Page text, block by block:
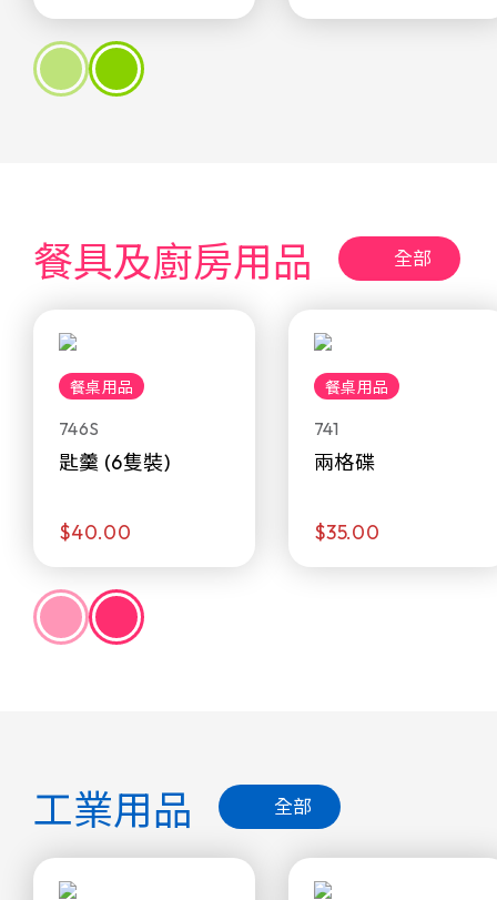
餐具及廚房用品 全部
餐桌用品
746S
匙羹 (6隻裝)
$40.00
餐桌用品
741
兩格碟
$35.00
工業用品 全部